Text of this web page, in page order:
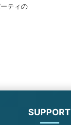
ティの
SUPPORT